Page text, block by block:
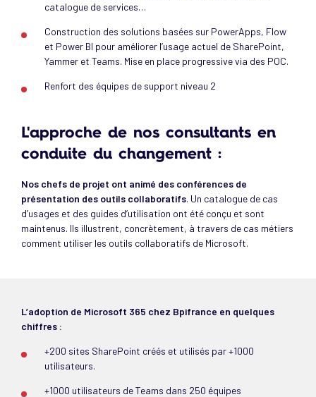
catalogue de services…
Construction des solutions basées sur PowerApps, Flow
et Power BI pour améliorer l’usage actuel de SharePoint,
Yammer et Teams. Mise en place progressive via des POC.
Renfort des équipes de support niveau 2
L'approche de nos consultants en
conduite du changement :
Nos chefs de projet ont animé des conférences de
présentation des outils collaboratifs. Un catalogue de cas
d’usages et des guides d’utilisation ont été conçu et sont
maintenus. Ils illustrent, concrètement, à travers de cas métiers
comment utiliser les outils collaboratifs de Microsoft.
L’adoption de Microsoft 365 chez Bpifrance en quelques
chiffres :
+200 sites SharePoint créés et utilisés par +1000
utilisateurs.
+1000 utilisateurs de Teams dans 250 équipes